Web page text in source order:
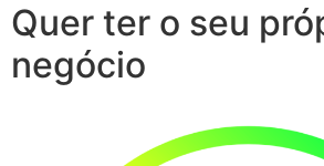
Quer ter o seu
negócio